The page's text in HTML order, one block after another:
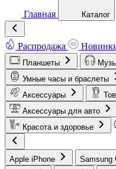
Главная Каталог
Распродажа
Планшеты
Умные часы и браслеты
Аксессуары
Аксессуары для авто
Красота и здоровье
Apple iPhone Samsung